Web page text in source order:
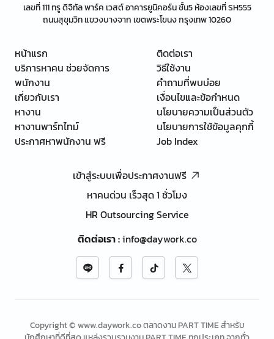
เลขที่ 111 ทรู ดิจิทัล พาร์ค เวสต์ อาคารยูนิคอร์น ชั้น5 ห้องเลขที่ SH555
ถนนสุขุมวิท แขวงบางจาก เขตพระโขนง กรุงเทพ 10260
หน้าแรก
บริการหาคน ช่วยจัดการ
พนักงาน
เกี่ยวกับเรา
หางาน
หางานพาร์ทไทม์
ประกาศหาพนักงาน ฟรี
ติดต่อเรา
วิธีใช้งาน
คำถามที่พบบ่อย
เงื่อนไขและข้อกำหนด
นโยบายความเป็นส่วนตัว
นโยบายการใช้ข้อมูลคุกกี้
Job Index
เข้าสู่ระบบเพื่อประกาศงานฟรี
หาคนด่วน เร็วสุด 1 ชั่วโมง
HR Outsourcing Service
ติดต่อเรา:info@daywork.co
Copyright © www.daywork.co ตลาดงาน PART TIME สำหรับ